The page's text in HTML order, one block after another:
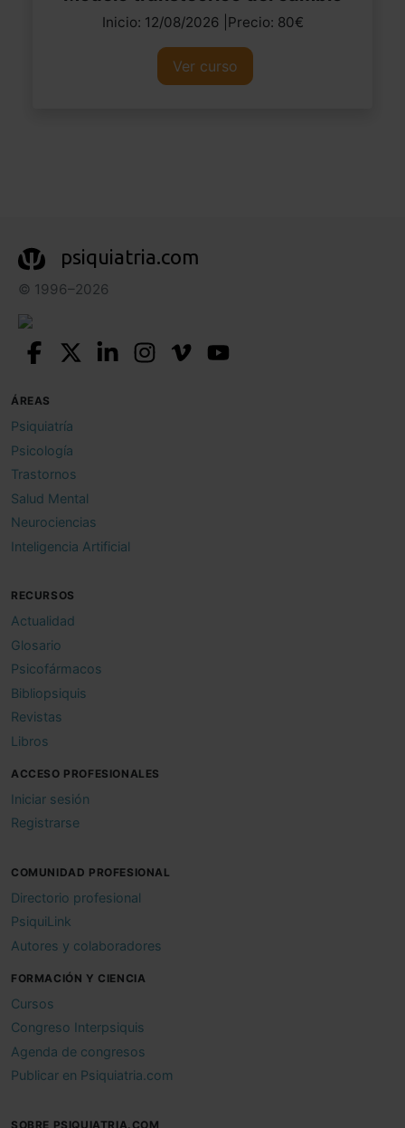
Inicio: 12/08/2026 |Precio: 80€
Ver curso
psiquiatria.com
© 1996–2026
ÁREAS
Psiquiatría
Psicología
Trastornos
Salud Mental
Neurociencias
Inteligencia Artificial
RECURSOS
Actualidad
Glosario
Psicofármacos
Bibliopsiquis
Revistas
Libros
ACCESO PROFESIONALES
Iniciar sesión
Registrarse
COMUNIDAD PROFESIONAL
Directorio profesional
PsiquiLink
Autores y colaboradores
FORMACIÓN Y CIENCIA
Cursos
Congreso Interpsiquis
Agenda de congresos
Publicar en Psiquiatria.com
SOBRE PSIQUIATRIA.COM